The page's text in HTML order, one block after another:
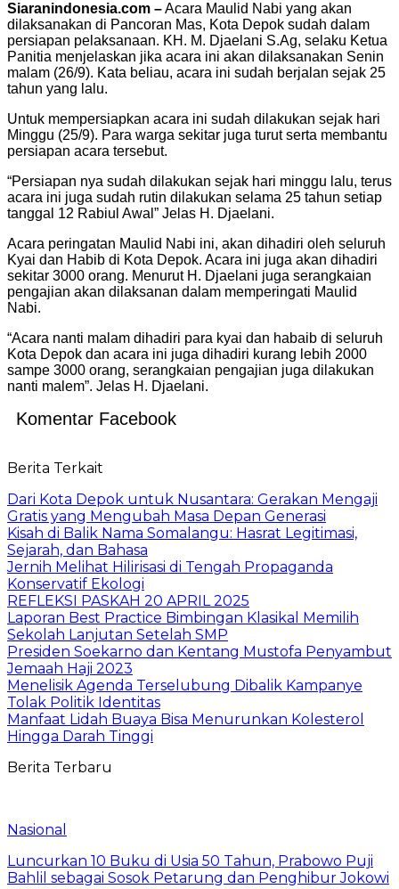
Siaranindonesia.com –Acara Maulid Nabi yang akan
dilaksanakan di Pancoran Mas, Kota Depok sudah dalam
persiapan pelaksanaan. KH. M. Djaelani S.Ag, selaku Ketua
Panitia menjelaskan jika acara ini akan dilaksanakan Senin
malam (26/9). Kata beliau, acara ini sudah berjalan sejak 25
tahun yang lalu.
Untuk mempersiapkan acara ini sudah dilakukan sejak hari
Minggu (25/9). Para warga sekitar juga turut serta membantu
persiapan acara tersebut.
“Persiapan nya sudah dilakukan sejak hari minggu lalu, terus
acara ini juga sudah rutin dilakukan selama 25 tahun setiap
tanggal 12 Rabiul Awal” Jelas H. Djaelani.
Acara peringatan Maulid Nabi ini, akan dihadiri oleh seluruh
Kyai dan Habib di Kota Depok. Acara ini juga akan dihadiri
sekitar 3000 orang. Menurut H. Djaelani juga serangkaian
pengajian akan dilaksanan dalam memperingati Maulid
Nabi.
“Acara nanti malam dihadiri para kyai dan habaib di seluruh
Kota Depok dan acara ini juga dihadiri kurang lebih 2000
sampe 3000 orang, serangkaian pengajian juga dilakukan
nanti malem”. Jelas H. Djaelani.
Komentar Facebook
Berita Terkait
Dari Kota Depok untuk Nusantara: Gerakan Mengaji
Gratis yang Mengubah Masa Depan Generasi
Kisah di Balik Nama Somalangu: Hasrat Legitimasi,
Sejarah, dan Bahasa
Jernih Melihat Hilirisasi di Tengah Propaganda
Konservatif Ekologi
REFLEKSI PASKAH 20 APRIL 2025
Laporan Best Practice Bimbingan Klasikal Memilih
Sekolah Lanjutan Setelah SMP
Presiden Soekarno dan Kentang Mustofa Penyambut
Jemaah Haji 2023
Menelisik Agenda Terselubung Dibalik Kampanye
Tolak Politik Identitas
Manfaat Lidah Buaya Bisa Menurunkan Kolesterol
Hingga Darah Tinggi
Berita Terbaru
Nasional
Luncurkan 10 Buku di Usia 50 Tahun, Prabowo Puji
Bahlil sebagai Sosok Petarung dan Penghibur Jokowi